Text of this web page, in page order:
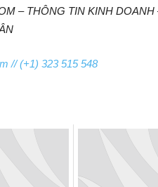
– THÔNG TIN KINH DOANH
// (+1) 323 515 548